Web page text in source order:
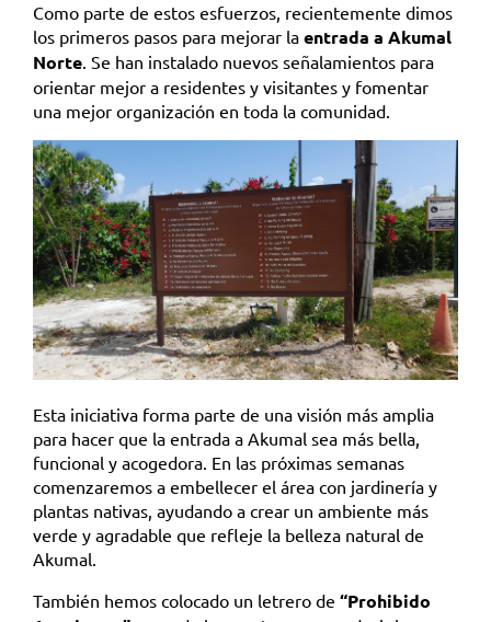
Como parte de estos esfuerzos, recientemente dimos
los primeros pasos para mejorar la entrada a Akumal
Norte. Se han instalado nuevos señalamientos para
orientar mejor a residentes y visitantes y fomentar
una mejor organización en toda la comunidad.
Esta iniciativa forma parte de una visión más amplia
para hacer que la entrada a Akumal sea más bella,
funcional y acogedora. En las próximas semanas
comenzaremos a embellecer el área con jardinería y
plantas nativas, ayudando a crear un ambiente más
verde y agradable que refleje la belleza natural de
Akumal.
También hemos colocado un letrero de “Prohibido